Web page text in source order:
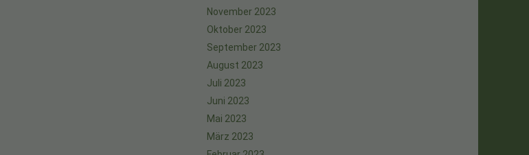
November 2023
Oktober 2023
September 2023
August 2023
Juli 2023
Juni 2023
Mai 2023
März 2023